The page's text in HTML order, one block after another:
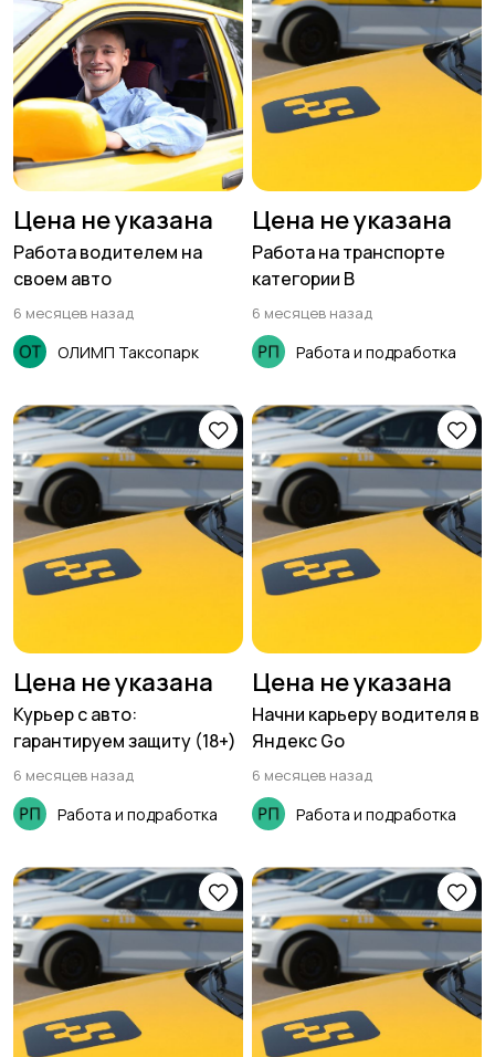
Цена не указана
Работа водителем на
своем авто
6 месяцев назад
ОЛИМП Таксопарк
Цена не указана
Работа на транспорте
категории В
6 месяцев назад
Работа и подработка
Цена не указана
Курьер с авто:
гарантируем защиту (18+)
6 месяцев назад
Работа и подработка
Цена не указана
Начни карьеру водителя в
Яндекс Go
6 месяцев назад
Работа и подработка